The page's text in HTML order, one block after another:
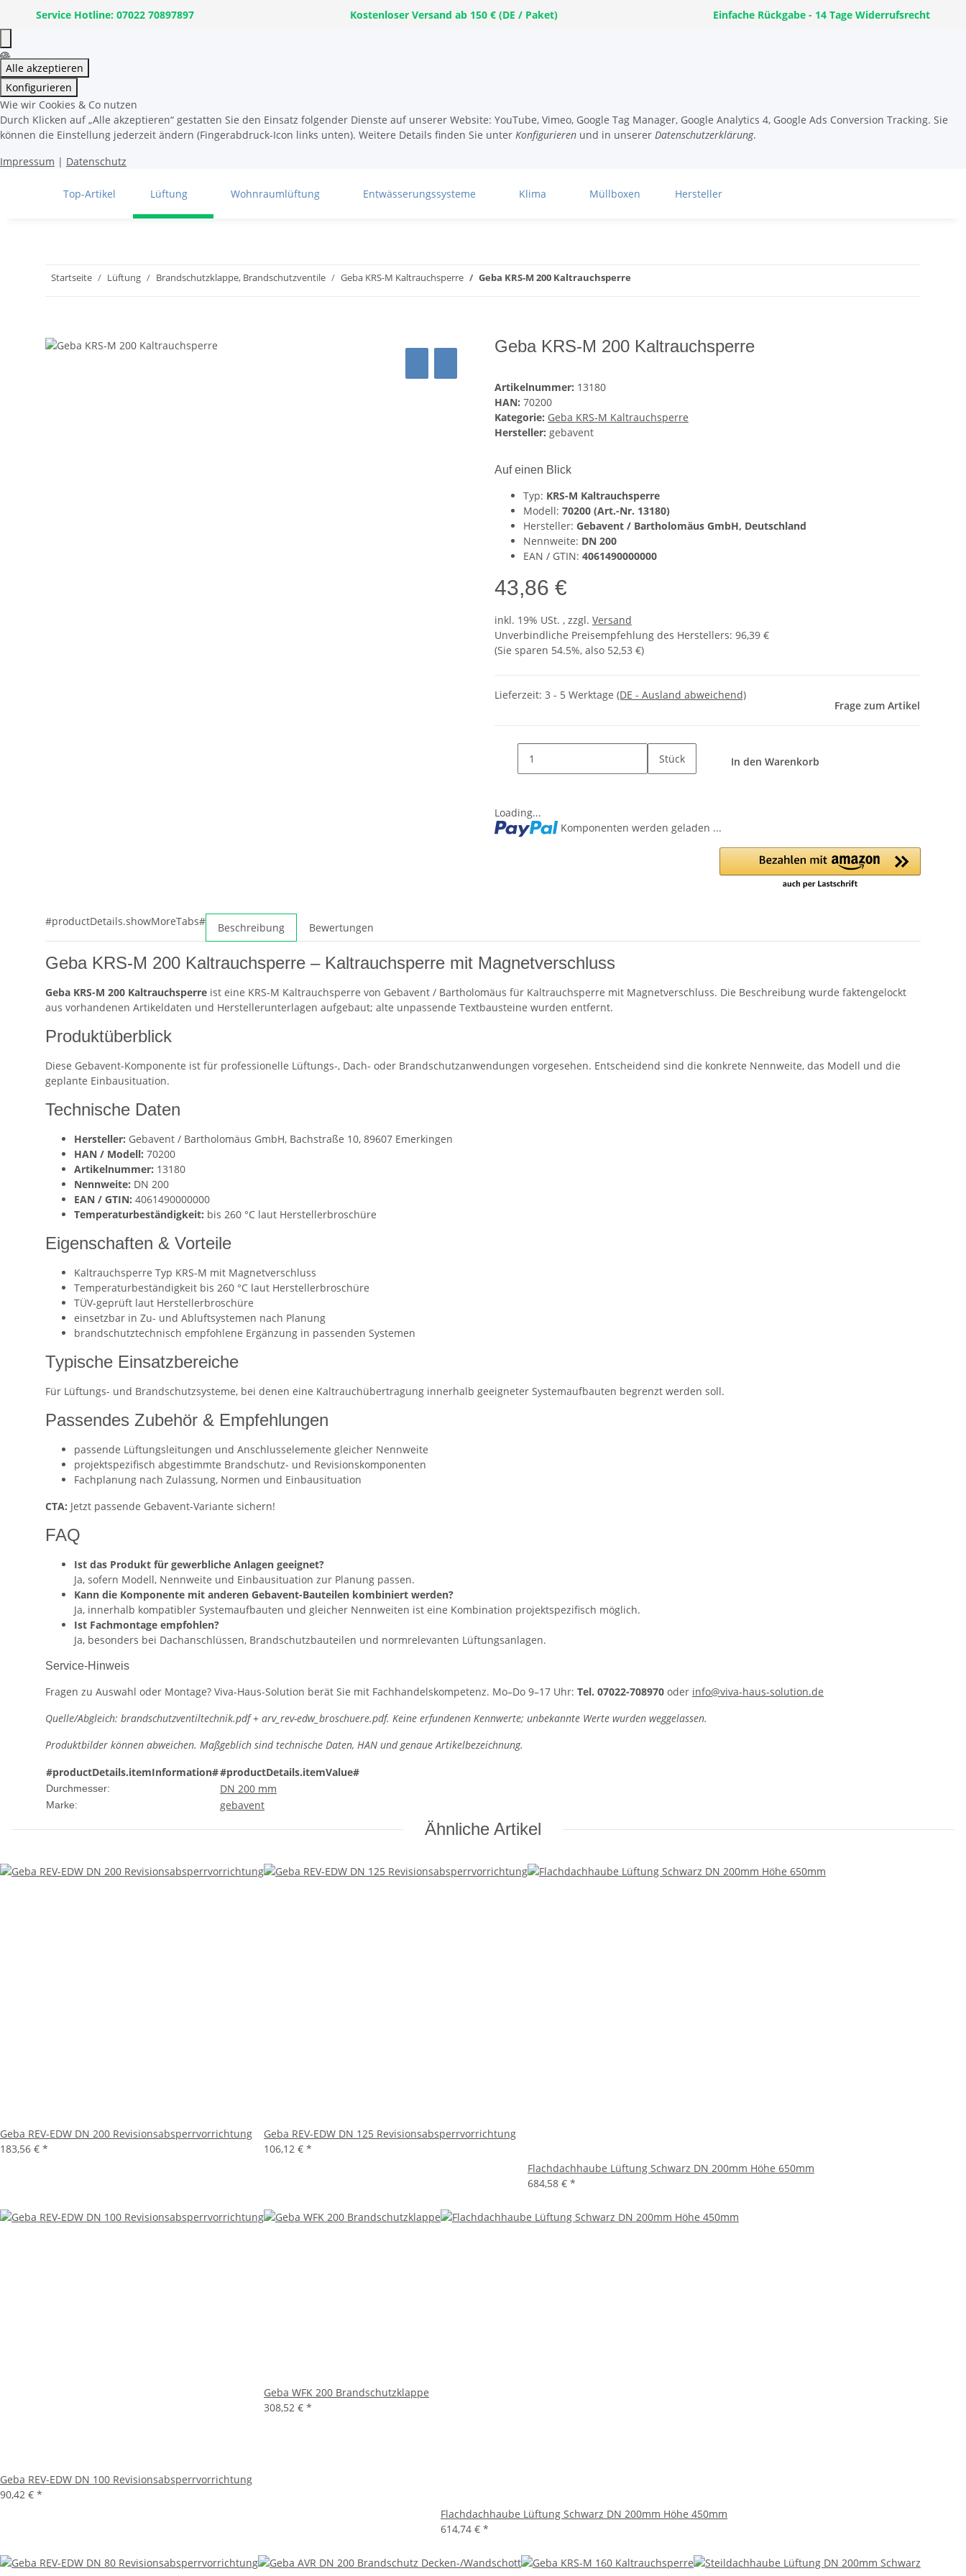
Service Hotline: 07022 70897897 Kostenloser Versand ab 150 € (DE / Paket) Einfache Rückgabe - 14 Tage Widerrufsrecht
Alle akzeptieren
Konfigurieren
Wie wir Cookies & Co nutzen
Durch Klicken auf „Alle akzeptieren“ gestatten Sie den Einsatz folgender Dienste auf unserer Website: YouTube, Vimeo, Google Tag Manager, Google Analytics 4, Google Ads Conversion Tracking. Sie
können die Einstellung jederzeit ändern (Fingerabdruck-Icon links unten). Weitere Details finden Sie unter Konfigurieren und in unserer Datenschutzerklärung.
Impressum | Datenschutz
Top-Artikel Lüftung Wohnraumlüftung Entwässerungssysteme Klima Müllboxen Hersteller
Startseite Lüftung Brandschutzklappe, Brandschutzventile Geba KRS-M Kaltrauchsperre Geba KRS-M 200 Kaltrauchsperre
Geba KRS-M 200 Kaltrauchsperre
Artikelnummer: 13180
HAN: 70200
Kategorie: Geba KRS-M Kaltrauchsperre
Hersteller: gebavent
Auf einen Blick
Typ: KRS-M Kaltrauchsperre
Modell: 70200 (Art.-Nr. 13180)
Hersteller: Gebavent / Bartholomäus GmbH, Deutschland
Nennweite: DN 200
EAN / GTIN: 4061490000000
43,86 €
inkl. 19% USt. , zzgl. Versand
Unverbindliche Preisempfehlung des Herstellers: 96,39 €
(Sie sparen 54.5%, also 52,53 €)
Lieferzeit: 3 - 5 Werktage (DE - Ausland abweichend)
Frage zum Artikel
Stück In den Warenkorb
Loading...
Komponenten werden geladen ...
#productDetails.showMoreTabs# Beschreibung Bewertungen
Geba KRS-M 200 Kaltrauchsperre – Kaltrauchsperre mit Magnetverschluss
Geba KRS-M 200 Kaltrauchsperre ist eine KRS-M Kaltrauchsperre von Gebavent / Bartholomäus für Kaltrauchsperre mit Magnetverschluss. Die Beschreibung wurde faktengelockt
aus vorhandenen Artikeldaten und Herstellerunterlagen aufgebaut; alte unpassende Textbausteine wurden entfernt.
Produktüberblick
Diese Gebavent-Komponente ist für professionelle Lüftungs-, Dach- oder Brandschutzanwendungen vorgesehen. Entscheidend sind die konkrete Nennweite, das Modell und die
geplante Einbausituation.
Technische Daten
Hersteller: Gebavent / Bartholomäus GmbH, Bachstraße 10, 89607 Emerkingen
HAN / Modell: 70200
Artikelnummer: 13180
Nennweite: DN 200
EAN / GTIN: 4061490000000
Temperaturbeständigkeit: bis 260 °C laut Herstellerbroschüre
Eigenschaften & Vorteile
Kaltrauchsperre Typ KRS-M mit Magnetverschluss
Temperaturbeständigkeit bis 260 °C laut Herstellerbroschüre
TÜV-geprüft laut Herstellerbroschüre
einsetzbar in Zu- und Abluftsystemen nach Planung
brandschutztechnisch empfohlene Ergänzung in passenden Systemen
Typische Einsatzbereiche
Für Lüftungs- und Brandschutzsysteme, bei denen eine Kaltrauchübertragung innerhalb geeigneter Systemaufbauten begrenzt werden soll.
Passendes Zubehör & Empfehlungen
passende Lüftungsleitungen und Anschlusselemente gleicher Nennweite
projektspezifisch abgestimmte Brandschutz- und Revisionskomponenten
Fachplanung nach Zulassung, Normen und Einbausituation
CTA: Jetzt passende Gebavent-Variante sichern!
FAQ
Ist das Produkt für gewerbliche Anlagen geeignet?
Ja, sofern Modell, Nennweite und Einbausituation zur Planung passen.
Kann die Komponente mit anderen Gebavent-Bauteilen kombiniert werden?
Ja, innerhalb kompatibler Systemaufbauten und gleicher Nennweiten ist eine Kombination projektspezifisch möglich.
Ist Fachmontage empfohlen?
Ja, besonders bei Dachanschlüssen, Brandschutzbauteilen und normrelevanten Lüftungsanlagen.
Service-Hinweis
Fragen zu Auswahl oder Montage? Viva-Haus-Solution berät Sie mit Fachhandelskompetenz. Mo–Do 9–17 Uhr: Tel. 07022-708970 oder info@viva-haus-solution.de
Quelle/Abgleich: brandschutzventiltechnik.pdf + arv_rev-edw_broschuere.pdf. Keine erfundenen Kennwerte; unbekannte Werte wurden weggelassen.
Produktbilder können abweichen. Maßgeblich sind technische Daten, HAN und genaue Artikelbezeichnung.
#productDetails.itemInformation##productDetails.itemValue#
Durchmesser: DN 200 mm
Marke: gebavent
Ähnliche Artikel
Geba REV-EDW DN 200 Revisionsabsperrvorrichtung
183,56 € *
Geba REV-EDW DN 125 Revisionsabsperrvorrichtung
106,12 € *
Flachdachhaube Lüftung Schwarz DN 200mm Höhe 650mm
684,58 € *
Geba REV-EDW DN 100 Revisionsabsperrvorrichtung
90,42 € *
Geba WFK 200 Brandschutzklappe
308,52 € *
Flachdachhaube Lüftung Schwarz DN 200mm Höhe 450mm
614,74 € *